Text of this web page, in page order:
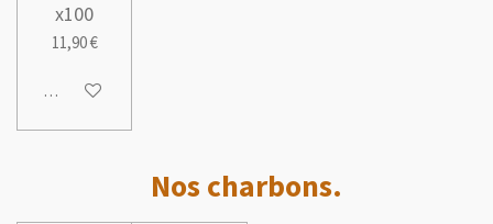
x100
11,90 €
Ajouter au panier
Nos charbons.